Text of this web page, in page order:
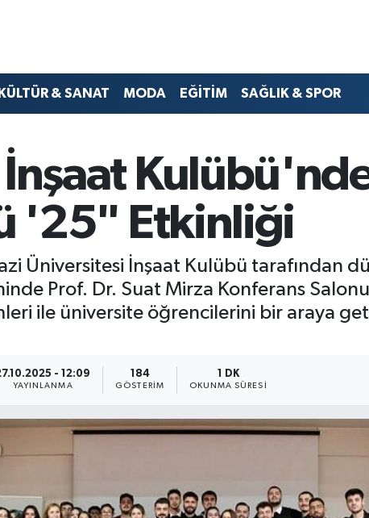
KÜLTÜR & SANAT MODA EĞİTİM SAĞLIK & SPOR
İnşaat
'25" Etkinliği
Üniversitesi İnşaat Kulübü tarafından
Prof. Dr. Suat Mirza Konferans
ile üniversite öğrencilerini bir araya
- 12:09
YAYINLANMA
184
GÖSTERIM
1 DK
OKUNMA SÜRESI